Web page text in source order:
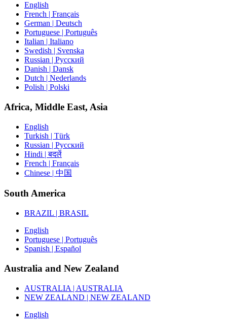
English
French | Français
German | Deutsch
Portuguese | Português
Italian | Italiano
Swedish | Svenska
Russian | Русский
Danish | Dansk
Dutch | Nederlands
Polish | Polski
Africa, Middle East, Asia
English
Turkish | Türk
Russian | Русский
Hindi | बदलें
French | Français
Chinese | 中国
South America
BRAZIL | BRASIL
English
Portuguese | Português
Spanish | Español
Australia and New Zealand
AUSTRALIA | AUSTRALIA
NEW ZEALAND | NEW ZEALAND
English